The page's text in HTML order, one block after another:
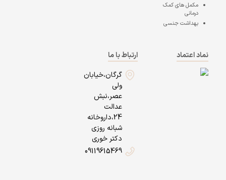
مکمل های کمک
درمانی
بهداشت جنسی
نماد اعتماد
ارتباط با ما
گرگان،خیابان
ولی
عصر،نبش
عدالت
24،داروخانه
شبانه روزی
دکتر خوری
09119615469